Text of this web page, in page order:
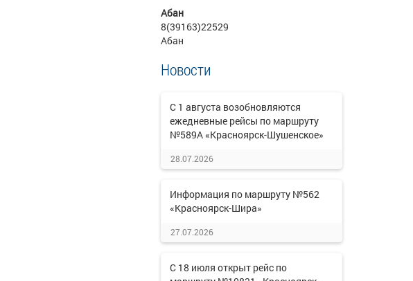
Абан
8(39163)22529
Абан
Новости
С 1 августа возобновляются
ежедневные рейсы по маршруту
№589А «Красноярск-Шушенское»
28.07.2026
Информация по маршруту №562
«Красноярск-Шира»
27.07.2026
С 18 июля открыт рейс по